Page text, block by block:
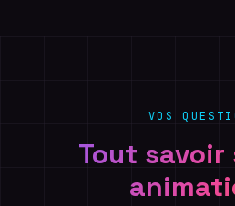
VOS
Tout savoir